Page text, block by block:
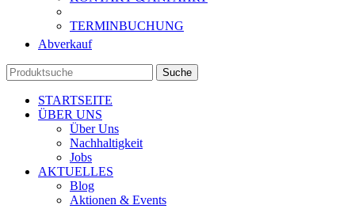
TERMINBUCHUNG
Abverkauf
Suche
STARTSEITE
ÜBER UNS
Über Uns
Nachhaltigkeit
Jobs
AKTUELLES
Blog
Aktionen & Events